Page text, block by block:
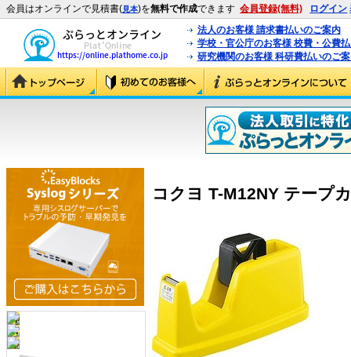
会員はオンラインで見積書(見本)を無料で作成できます 会員登録(無料) ログイン
法人のお客様 請求書払いのご案内
学校・官公庁のお客様 校費・公費
研究機関のお客様 科研費払いのご
コクヨ T-M12NY テープ